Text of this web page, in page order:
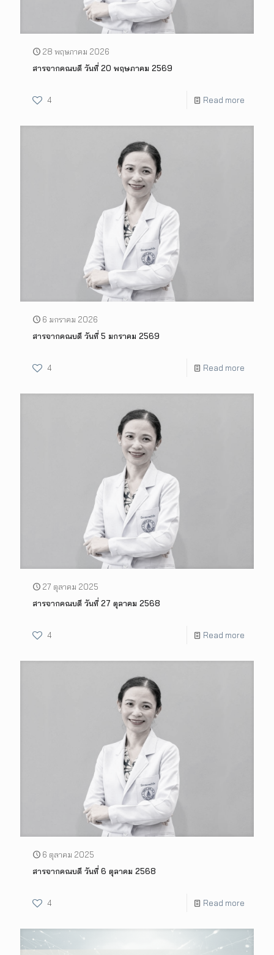
28 พฤษภาคม 2026
สารจากคณบดี วันที่ 20 พฤษภาคม 2569
4 Read more
6 มกราคม 2026
สารจากคณบดี วันที่ 5 มกราคม 2569
4 Read more
27 ตุลาคม 2025
สารจากคณบดี วันที่ 27 ตุลาคม 2568
4 Read more
6 ตุลาคม 2025
สารจากคณบดี วันที่ 6 ตุลาคม 2568
4 Read more